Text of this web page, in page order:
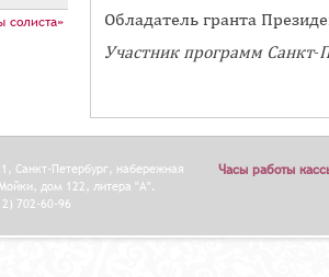
Л
Н
И
Е
к
а
Обладатель гранта
Участник программ Санкт-
солиста»
Санкт-Петербург, набережная
дом 122, литера "А".
702-60-96
Часы работы